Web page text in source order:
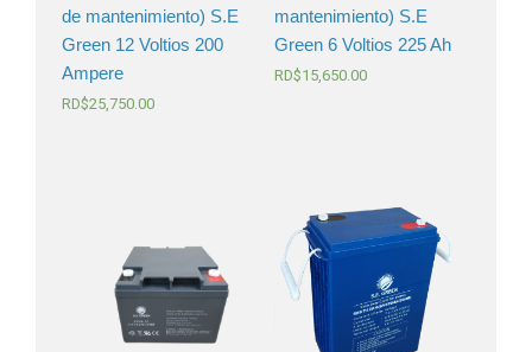
de mantenimiento) S.E
Green 12 Voltios 200
Ampere
RD$25,750.00
mantenimiento) S.E
Green 6 Voltios 225 Ah
RD$15,650.00